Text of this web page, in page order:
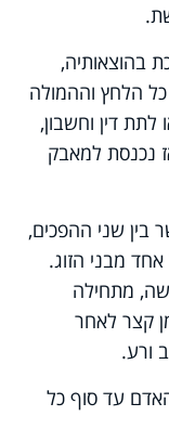
בהוצאותיה,
הלחץ וההמולה
דין וחשבון,
נכנסת למאבק
בין שני ההפכים,
מבני הזוג.
מתחילה
קצר לאחר
ורע.
עד סוף כל